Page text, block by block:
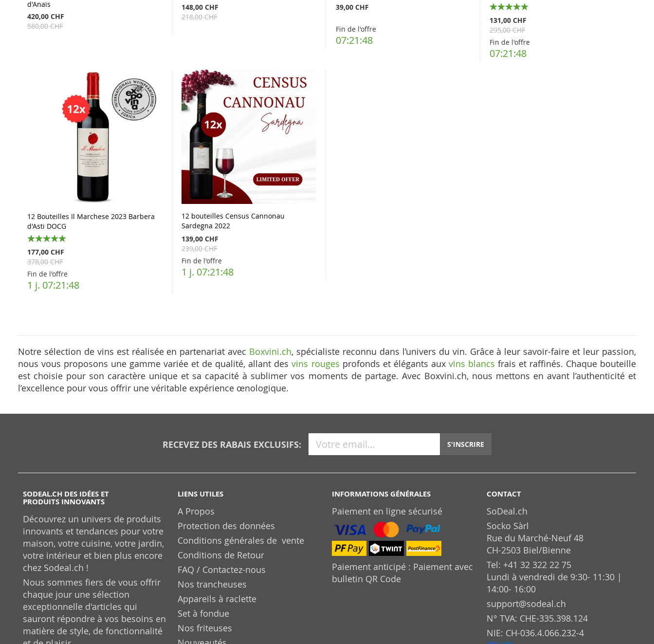
d'Anaïs
420,00 CHF
580,00 CHF
148,00 CHF
218,00 CHF
39,00 CHF
Fin de l'offre
07:21:48
100%
131,00 CHF
295,00 CHF
Fin de l'offre
07:21:48
12 Bouteilles Il Marchese 2023 Barbera
d'Asti DOCG
100%
177,00 CHF
378,00 CHF
Fin de l'offre
1 j. 07:21:48
12 bouteilles Census Cannonau
Sardegna 2022
139,00 CHF
239,00 CHF
Fin de l'offre
1 j. 07:21:48
Notre sélection de vins est réalisée en partenariat avec Boxvini.ch, spécialiste reconnu dans l’univers du vin. Grâce à leur savoir-faire et leur passion,
nous vous proposons une gamme variée et de qualité, allant desvins rouges profonds et élégants aux vins blancs frais et raffinés. Chaque bouteille
est choisie pour son caractère unique et sa capacité à sublimer vos moments de partage. Avec Boxvini.ch, nous mettons en avant l’authenticité et
l’excellence pour vous offrir une véritable expérience œnologique.
RECEVEZ DES RABAIS EXCLUSIFS: S'INSCRIRE
SODEAL.CH DES IDÉES ET
PRODUITS INNOVANTS
Découvrez un univers de produits
innovants et tendances pour votre
maison, votre cuisine, votre jardin,
votre intérieur et bien plus encore
chez Sodeal.ch !
Nous sommes fiers de vous offrir
chaque jour une sélection
exceptionnelle d'articles qui
sauront répondre à vos besoins en
matière de style, de fonctionnalité
LIENS UTILES
A Propos
Protection des données
Conditions générales de vente
Conditions de Retour
FAQ / Contactez-nous
Nos trancheuses
Appareils à raclette
Set à fondue
Nos friteuses
INFORMATIONS GÉNÉRALES
Paiement en ligne sécurisé
Paiement anticipé : Paiement avec
bulletin QR Code
CONTACT
SoDeal.ch
Socko Sàrl
Rue du Marché-Neuf 48
CH-2503 Biel/Bienne
Tel: +41 32 322 22 75
Lundi à vendredi de 9:30- 11:30 |
14:00- 16:00
support@sodeal.ch
N° TVA: CHE-335.398.124
NIE: CH-036.4.066.232-4